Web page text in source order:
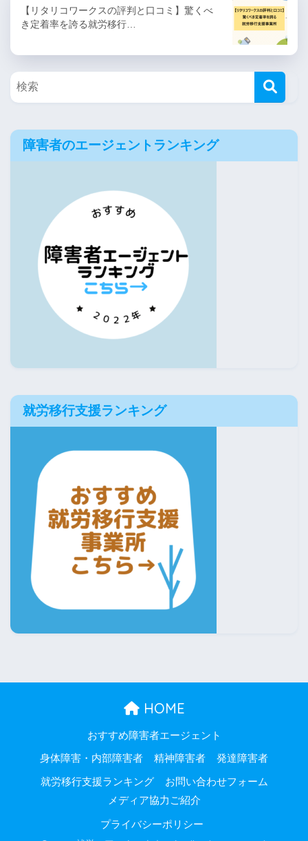
【リタリコワークスの評判と口コミ】驚くべ
き定着率を誇る就労移行…
障害者のエージェントランキング
就労移行支援ランキング
HOME
おすすめ障害者エージェント
身体障害・内部障害者 精神障害者 発達障害者
就労移行支援ランキング
お問い合わせフォーム
メディア協力ご紹介
プライバシーポリシー